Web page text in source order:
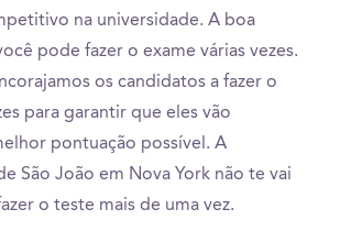
na universidade. A boa
pode fazer o exame várias vezes.
os candidatos a fazer o
para garantir que eles vão
pontuação possível. A
São João em Nova York não te vai
o teste mais de uma vez.